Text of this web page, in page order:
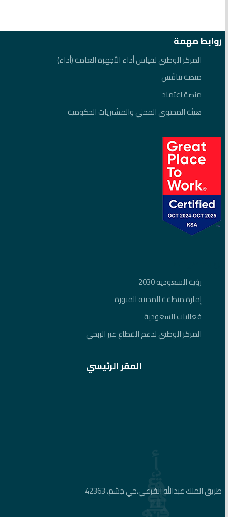
روابط مهمة
المركز الوطني لقياس أداء الأجهزة العامة (أداء)
منصة تنافُس
منصة اعتماد
هيئة المحتوى المحلي والمشتريات الحكومية
رؤية السعودية 2030
إمارة منطقة المدينة المنورة
فعاليات السعودية
المركز الوطني لدعم القطاع غير الربحي
المقر الرئيسي
طريق الملك عبدالله الفرعي،حي جشم، 42363